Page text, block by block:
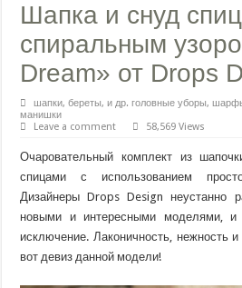
Шапка и снуд
спиральным
Dream» от Drops
шапки, береты, и др. головные уборы,
манишки
Leave a comment
58,569 Views
Очаровательный комплект из
спицами с использованием
Дизайнеры Drops Design неустанно
новыми и интересными моделями, и
исключение. Лаконичность, нежность
вот девиз данной модели!